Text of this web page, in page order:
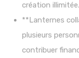
création illimitée.
**Lanternes
plusieurs
contribuer